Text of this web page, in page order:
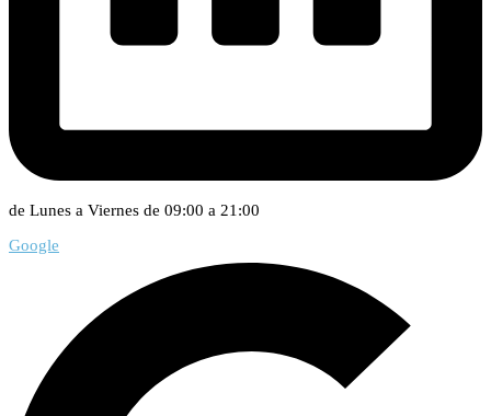
de Lunes a Viernes de 09:00 a 21:00
Google